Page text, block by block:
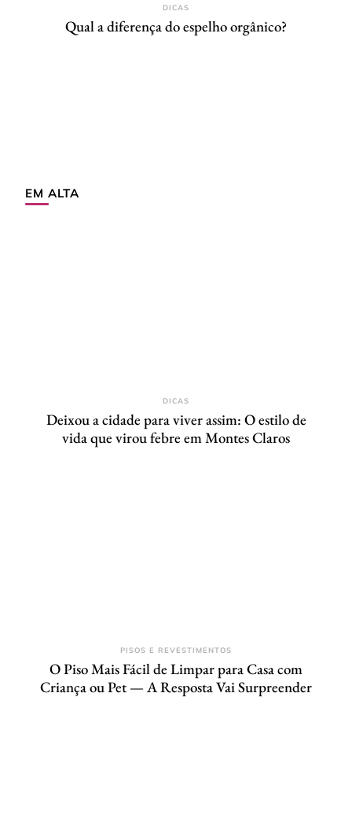
DICAS
Qual a diferença do espelho orgânico?
EM ALTA
DICAS
Deixou a cidade para viver assim: O estilo de
vida que virou febre em Montes Claros
PISOS E REVESTIMENTOS
O Piso Mais Fácil de Limpar para Casa com
Criança ou Pet — A Resposta Vai Surpreender